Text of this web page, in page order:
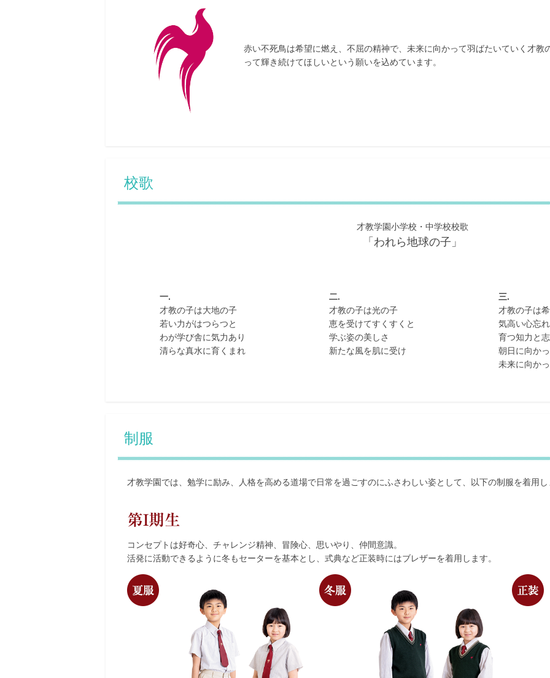
赤い不死鳥は希望に燃え、不屈の精神で、未来に向かって羽ばたいていく才教
って輝き続けてほしいという願いを込めています。
校歌
才教学園小学校・中学校校歌
「われら地球の子」
一.
才教の子は大地の子
若い力がはつらつと
わが学び舎に気力あり
清らな真水に育くまれ
二.
才教の子は光の子
恵を受けてすくすくと
学ぶ姿の美しさ
新たな風を肌に受け
三.
才教の子は
気高い心忘
育つ知力と志
朝日に向か
未来に向か
制服
才教学園では、勉学に励み、人格を高める道場で日常を過ごすのにふさわしい姿として、以下の制服を着用
第I期生
コンセプトは好奇心、チャレンジ精神、冒険心、思いやり、仲間意識。
活発に活動できるように冬もセーターを基本とし、式典など正装時にはブレザーを着用します。